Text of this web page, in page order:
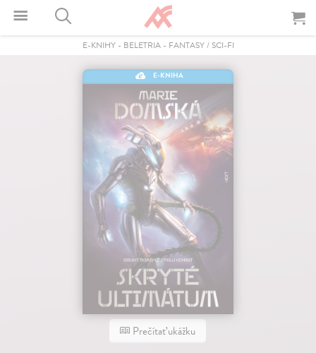
E-KNIHY- BELETRIA- FANTASY / SCI-FI
E-KNIHA
Prečítať ukážku